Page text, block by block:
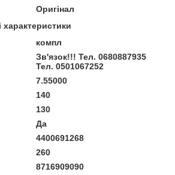
Оригінал
компл
Зв'язок!!! Тел. 0680887935
Тел. 0501067252
7.55000
140
130
Да
4400691268
260
8716909090